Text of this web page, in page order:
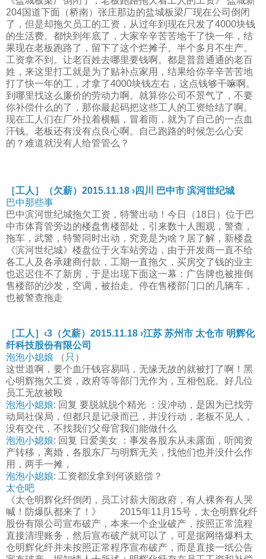
204国道下面（桥南）张庄那边的盐城板梁厂现在公司倒闭
了，但是却拖欠员工的工资，从过年到现在只发了4000块钱
的生活费。都快到年底了，大家辛辛苦苦地干了快一年，结
果现在老板跑路了，留下了这个烂摊子。半个多月不生产。
工资拿不到。让老百姓去哪里要钱啊。都是普普通通的老百
姓，来这里打工就是为了贴补点家用，结果给你辛辛苦苦地
打了快一年的工，才拿了4000块钱左右，这点钱够干嘛啊。
到哪里找这么廉价的劳动力啊。就算你公司不景气了，不要
你补偿什么的了，那你最起码把这些工人的工资给结了啊。
现在工人们在厂外拉着横幅，冒着雨，就为了自己的一点血
汗钱。老板还有没有点良心啊。自己跑路的时候怎么心安
的？难道就没有人给管管么？
［工人］（欠薪）2015.11.18 ›四川 巴中市 滨河世纪城
巴中那些事
巴中滨河世纪城拖欠工资，特警出动！今日（18日）位于巴
中市体育管旁边的楼盘售楼部处，引来数十人围观，警查，
拖车，武警，特警同时出动，究竟是为啥？居了解，新楼盘
《滨河世纪城》楼盘位于火车站旁边，由于开发商一直不给
各工人及各承建商付款，工期一直拖欠，买房交了钱的业主
也迟迟住不了新房，于是出现下面这一幕：广告牌也被推倒
售楼部的沙发，空调，被抬走。停在售楼部门口的几辆车，
也被警查拖走
［工人］‹3（欠薪）2015.11.18 ›江苏 苏州市 太仓市 明辉化
纤科技股份有限公司
泡泡小媳娘 （ 只 ）
这世道啊，要个血汗钱容易吗，无缘无故的就被打了啊！黑
心明辉拖欠工资，政府等等部门无作为，互相包庇。好几位
员工无故被殴
泡泡小媳娘: 回复 要脱就脱个精光 ：没冲动，是因为已找劳
动局社保局，但都只是记录而已，并没行动，老板不见人，
没有交代，不找我们父母官我们能做什么
泡泡小媳娘: 回复 日爱美女 ：事发各股东从未露面，听闻资
产转移，离婚，各股东厂与明辉无关，找他们也并没什么作
用，两手一摊，
泡泡小媳娘: 工资都没拿到何谈赔偿？
太仓吧
《太仓明辉化纤倒闭，员工讨薪大闹政府，有人裸奔有人哭
喊！防爆队都来了！》 2015年11月15号，太仓明辉化纤
股份有限公司宣布破产，本来一个企业破产，按照正常流程
直接清理账务，然后宣布破产就可以了，可是据网络爆料太
仓明辉化纤并未按照正常程序宣布破产，而是直接一纸公告